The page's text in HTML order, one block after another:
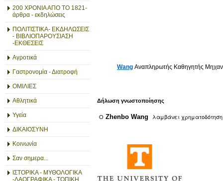
200 ΧΡΟΝΙΑ ΑΠΟ ΤΟ 1821-
άρθρα - εκδηλώσεις
ΠΟΛΙΤΙΣΤΙΚΑ- ΕΚΔΗΛΩΣΕΙΣ
- ΒΙΒΛΙΟΠΑΡΟΥΣΙΑΣΗ
-ΕΚΘΕΣΕΙΣ
Αγροτικά
Γαστρονομία - Διατροφή
ΟΜΙΛΙΕΣ
Αθλητικά
Υγεία
ΔΙΚΑΙΟΣΥΝΗ
Κοινωνία
Σαν σημερα...
ΙΣΤΟΡΙΚΑ - ΜΥΘΟΛΟΓΙΚΑ
-ΛΑΟΓΡΑΦΙΚΑ - ΤΟΠΙΚΗ
Wang Αναπληρωτής Καθηγητής
Δήλωση γνωστοποίησης
Ο Zhenbo Wang λαμβάνει